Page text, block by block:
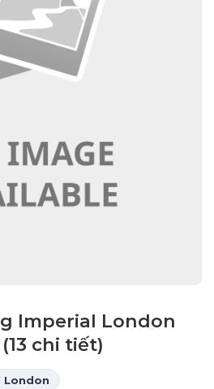
Imperial London
chi tiết)
London